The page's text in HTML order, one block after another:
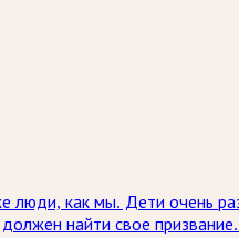
люди, как мы. Дети очень
найти свое